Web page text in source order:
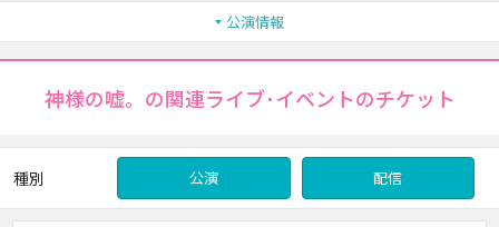
公演情報
神様の嘘。の関連ライブ･イベントのチケット
種別 公演 配信